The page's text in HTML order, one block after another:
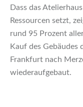
Dass das
Ressourcen setzt,
rund 95 Prozent
Kauf des Gebäudes
Frankfurt nach
wiederaufgebaut.